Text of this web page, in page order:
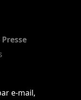
e-mail,